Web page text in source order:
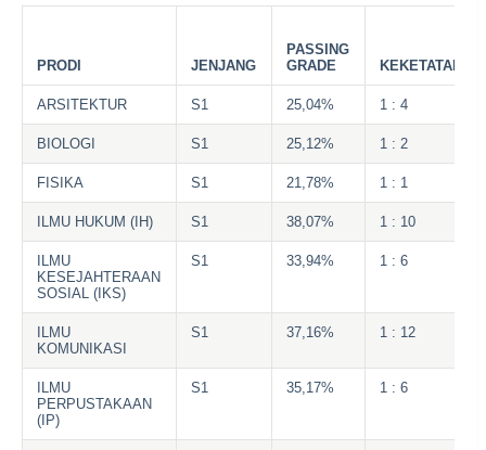
PRODI JENJANG
PASSING
GRADE
KEKETATAN
ARSITEKTUR S1 25,04% 1 : 4
BIOLOGI S1 25,12% 1 : 2
FISIKA S1 21,78% 1 : 1
ILMU HUKUM (IH) S1 38,07% 1 : 10
ILMU
KESEJAHTERAAN
SOSIAL (IKS)
S1 33,94% 1 : 6
ILMU
KOMUNIKASI
S1 37,16% 1 : 12
ILMU
PERPUSTAKAAN
(IP)
S1 35,17% 1 : 6